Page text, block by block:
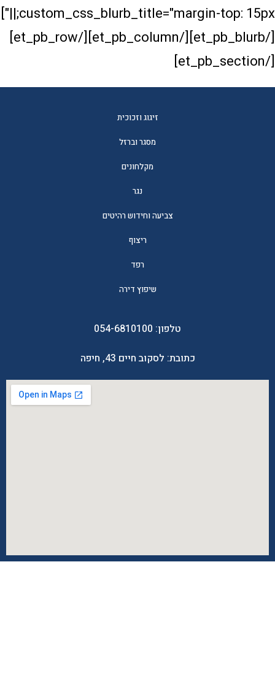
custom_css_blurb_title="margin-top: 15px;||"]
[/et_pb_blurb][/et_pb_column][/et_pb_row]
צביעה וחידוש רהיטים
054-6810100
כתובת: לסקוב חיים 43, חיפה